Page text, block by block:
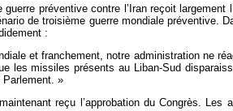
préventive contre l’Iran reçoit
de troisième guerre mondiale préventive.
:
et franchement, notre administration ne
missiles présents au Liban-Sud
Parlement. »
reçu l’approbation du Congrès.